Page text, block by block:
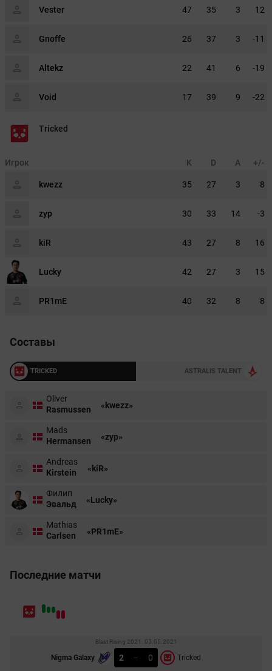
Vester 47 35 3 12
Gnoffe 26 37 3 -11
Altekz 22 41 6 -19
Void 17 39 9 -22
Tricked
Игрок K D A +/-
kwezz 35 27 3 8
zyp 30 33 14 -3
kiR 43 27 8 16
Lucky 42 27 3 15
PR1mE 40 32 8 8
Составы
TRICKED ASTRALIS TALENT
Oliver
Rasmussen
«kwezz»
Mads
Hermansen
«zyp»
Andreas
Kirstein
«kiR»
Филип
Эвальд
«Lucky»
Mathias
Carlsen
«PR1mE»
Последние матчи
Blast Rising 2021. 05.05.2021
Nigma Galaxy 2 – 0 Tricked